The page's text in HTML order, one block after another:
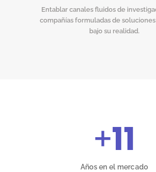
Entablar canales fluidos de
compañías formuladas de
bajo su realidad.
+11
Años en el mercado